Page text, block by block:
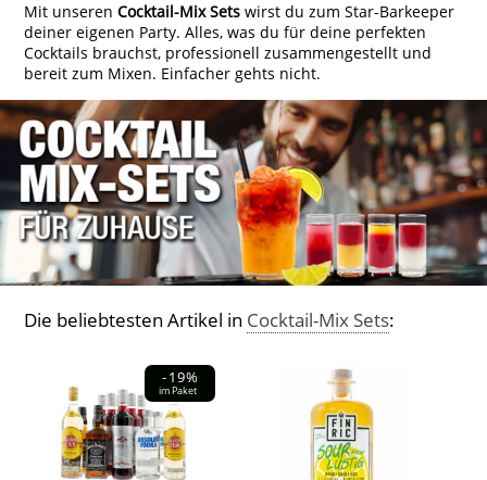
Mit unserenCocktail-Mix Sets wirst du zum Star-Barkeeper
deiner eigenen Party. Alles, was du für deine perfekten
Cocktails brauchst, professionell zusammengestellt und
bereit zum Mixen. Einfacher gehts nicht.
Die beliebtesten Artikel in Cocktail-Mix Sets:
-19%
im Paket